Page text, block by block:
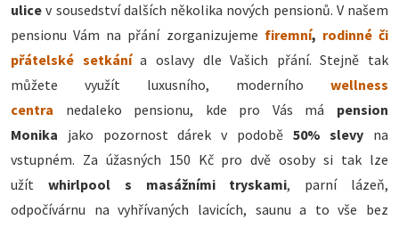
ulice v sousedství dalších několika nových pensionů. V našem
pensionu Vám na přání zorganizujeme firemní, rodinné či
přátelské setkánía oslavy dle Vašich přání. Stejně tak
můžete využít luxusního, moderního wellness
centra nedaleko pensionu, kde pro Vás má pension
Monika jako pozornost dárek v podobě 50% slevy na
vstupném. Za úžasných 150 Kč pro dvě osoby si tak lze
užít whirlpool s masážními tryskami, parní lázeň,
odpočívárnu na vyhřívaných lavicích, saunu a to vše bez